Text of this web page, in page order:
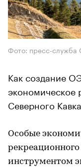
Фото: пресс-служба
Как создание
экономическое
Северного
Особые
инструментом